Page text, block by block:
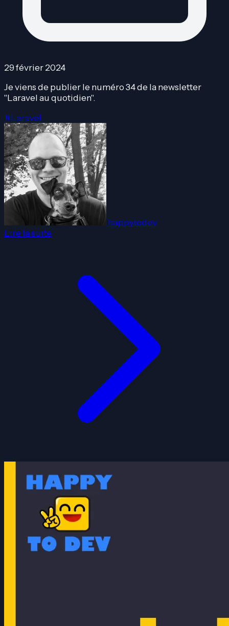
29 février 2024
Je viens de publier le numéro 34 de la newsletter
"Laravel au quotidien".
#Laravel
happytodev
Lire la suite